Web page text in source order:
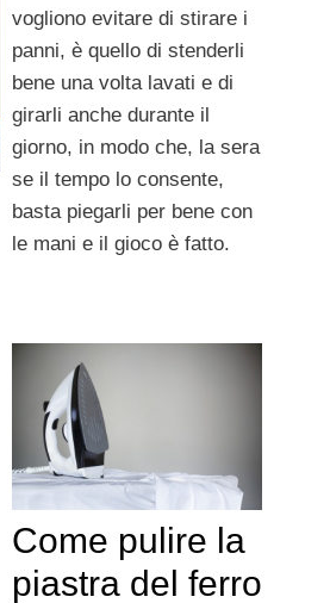
vogliono evitare di stirare i
panni, è quello di stenderli
bene una volta lavati e di
girarli anche durante il
giorno, in modo che, la sera
se il tempo lo consente,
basta piegarli per bene con
le mani e il gioco è fatto.
Come pulire la
piastra del ferro